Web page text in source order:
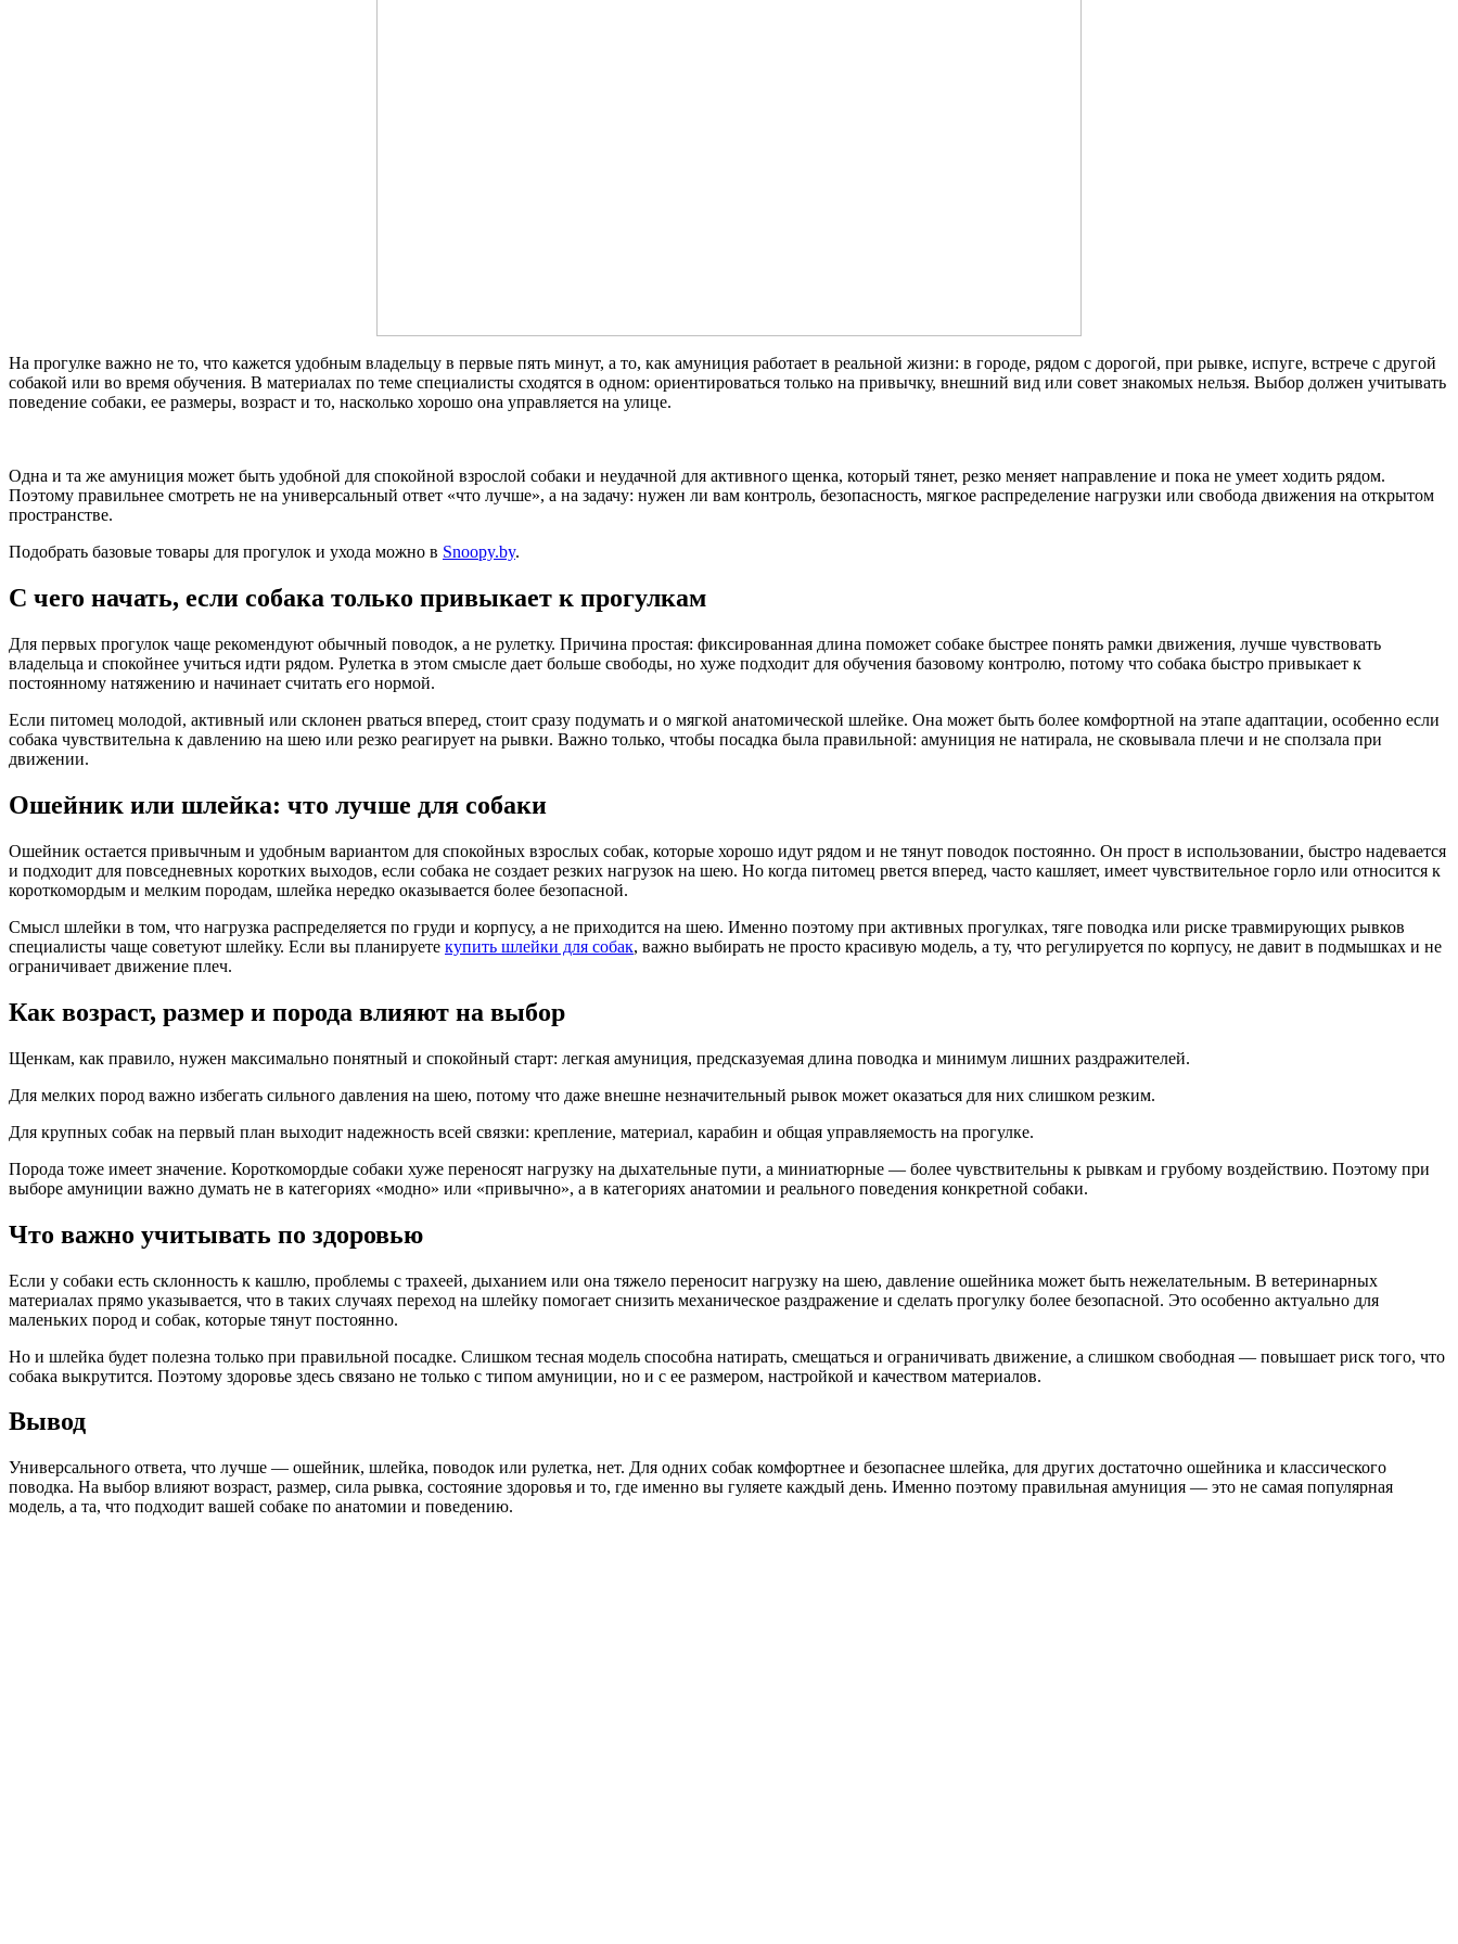
На прогулке важно не то, что кажется удобным владельцу в первые пять минут, а то, как амуниция работает в реальной жизни: в городе, рядом с дорогой, при рывке, испуге, встрече с другой
собакой или во время обучения. В материалах по теме специалисты сходятся в одном: ориентироваться только на привычку, внешний вид или совет знакомых нельзя. Выбор должен учитывать
поведение собаки, ее размеры, возраст и то, насколько хорошо она управляется на улице.
Одна и та же амуниция может быть удобной для спокойной взрослой собаки и неудачной для активного щенка, который тянет, резко меняет направление и пока не умеет ходить рядом.
Поэтому правильнее смотреть не на универсальный ответ «что лучше», а на задачу: нужен ли вам контроль, безопасность, мягкое распределение нагрузки или свобода движения на открытом
пространстве.
Подобрать базовые товары для прогулок и ухода можно в Snoopy.by.
С чего начать, если собака только привыкает к прогулкам
Для первых прогулок чаще рекомендуют обычный поводок, а не рулетку. Причина простая: фиксированная длина поможет собаке быстрее понять рамки движения, лучше чувствовать
владельца и спокойнее учиться идти рядом. Рулетка в этом смысле дает больше свободы, но хуже подходит для обучения базовому контролю, потому что собака быстро привыкает к
постоянному натяжению и начинает считать его нормой.
Если питомец молодой, активный или склонен рваться вперед, стоит сразу подумать и о мягкой анатомической шлейке. Она может быть более комфортной на этапе адаптации, особенно если
собака чувствительна к давлению на шею или резко реагирует на рывки. Важно только, чтобы посадка была правильной: амуниция не натирала, не сковывала плечи и не сползала при
движении.
Ошейник или шлейка: что лучше для собаки
Ошейник остается привычным и удобным вариантом для спокойных взрослых собак, которые хорошо идут рядом и не тянут поводок постоянно. Он прост в использовании, быстро надевается
и подходит для повседневных коротких выходов, если собака не создает резких нагрузок на шею. Но когда питомец рвется вперед, часто кашляет, имеет чувствительное горло или относится к
короткомордым и мелким породам, шлейка нередко оказывается более безопасной.
Смысл шлейки в том, что нагрузка распределяется по груди и корпусу, а не приходится на шею. Именно поэтому при активных прогулках, тяге поводка или риске травмирующих рывков
специалисты чаще советуют шлейку. Если вы планируете купить шлейки для собак, важно выбирать не просто красивую модель, а ту, что регулируется по корпусу, не давит в подмышках и не
ограничивает движение плеч.
Как возраст, размер и порода влияют на выбор
Щенкам, как правило, нужен максимально понятный и спокойный старт: легкая амуниция, предсказуемая длина поводка и минимум лишних раздражителей.
Для мелких пород важно избегать сильного давления на шею, потому что даже внешне незначительный рывок может оказаться для них слишком резким.
Для крупных собак на первый план выходит надежность всей связки: крепление, материал, карабин и общая управляемость на прогулке.
Порода тоже имеет значение. Короткомордые собаки хуже переносят нагрузку на дыхательные пути, а миниатюрные — более чувствительны к рывкам и грубому воздействию. Поэтому при
выборе амуниции важно думать не в категориях «модно» или «привычно», а в категориях анатомии и реального поведения конкретной собаки.
Что важно учитывать по здоровью
Если у собаки есть склонность к кашлю, проблемы с трахеей, дыханием или она тяжело переносит нагрузку на шею, давление ошейника может быть нежелательным. В ветеринарных
материалах прямо указывается, что в таких случаях переход на шлейку помогает снизить механическое раздражение и сделать прогулку более безопасной. Это особенно актуально для
маленьких пород и собак, которые тянут постоянно.
Но и шлейка будет полезна только при правильной посадке. Слишком тесная модель способна натирать, смещаться и ограничивать движение, а слишком свободная — повышает риск того, что
собака выкрутится. Поэтому здоровье здесь связано не только с типом амуниции, но и с ее размером, настройкой и качеством материалов.
Вывод
Универсального ответа, что лучше — ошейник, шлейка, поводок или рулетка, нет. Для одних собак комфортнее и безопаснее шлейка, для других достаточно ошейника и классического
поводка. На выбор влияют возраст, размер, сила рывка, состояние здоровья и то, где именно вы гуляете каждый день. Именно поэтому правильная амуниция — это не самая популярная
модель, а та, что подходит вашей собаке по анатомии и поведению.